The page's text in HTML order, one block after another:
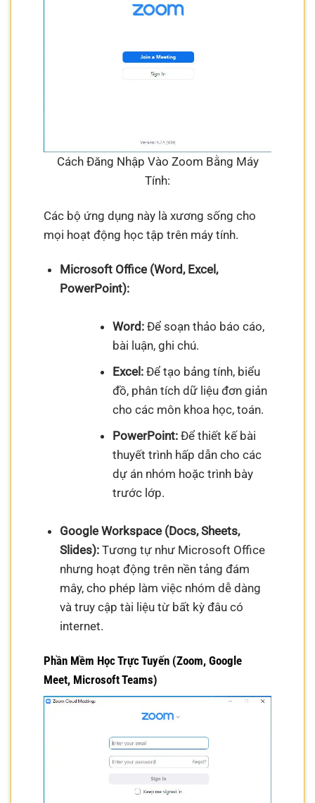
Cách Đăng Nhập Vào Zoom Bằng Máy
Tính:
Các bộ ứng dụng này là xương sống cho
mọi hoạt động học tập trên máy tính.
Microsoft Office (Word, Excel,
PowerPoint):
Word:Để soạn thảo báo cáo,
bài luận, ghi chú.
Excel:Để tạo bảng tính, biểu
đồ, phân tích dữ liệu đơn giản
cho các môn khoa học, toán.
PowerPoint:Để thiết kế bài
thuyết trình hấp dẫn cho các
dự án nhóm hoặc trình bày
trước lớp.
Google Workspace (Docs, Sheets,
Slides):Tương tự như Microsoft Office
nhưng hoạt động trên nền tảng đám
mây, cho phép làm việc nhóm dễ dàng
và truy cập tài liệu từ bất kỳ đâu có
internet.
Phần Mềm Học Trực Tuyến (Zoom, Google
Meet, Microsoft Teams)